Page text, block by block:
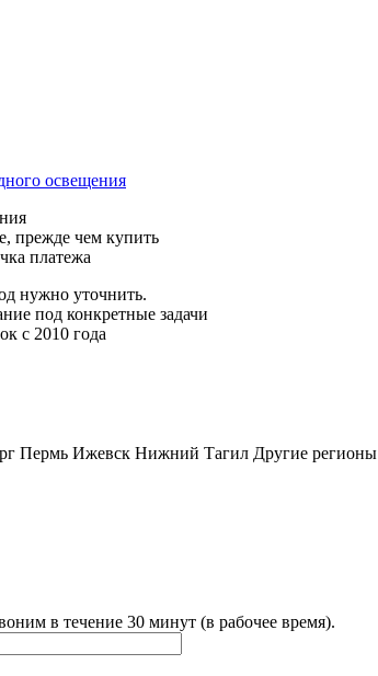
освещения
прежде чем купить
платежа
нужно уточнить.
под конкретные задачи
с 2010 года
Пермь Ижевск Нижний Тагил Другие регионы
в течение 30 минут (в рабочее время).